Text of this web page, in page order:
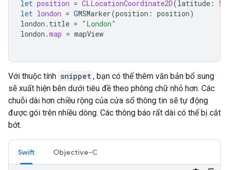
let position = CLLocationCoordinate2D(latitude :
let london = GMSMarker(position : position)
london . title = "London"
london .map = mapView
Với thuộc tính snippet , bạn có thể thêm văn bản bổ sung
sẽ xuất hiện bên dưới tiêu đề theo phông chữ nhỏ hơn. Các
chuỗi dài hơn chiều rộng của cửa sổ thông tin sẽ tự động
được gói trên nhiều dòng. Các thông báo rất dài có thể bị cắt
bớt.
Swift Objective-C